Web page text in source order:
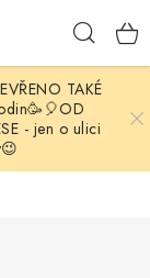
TAKÉ
- jen o ulici